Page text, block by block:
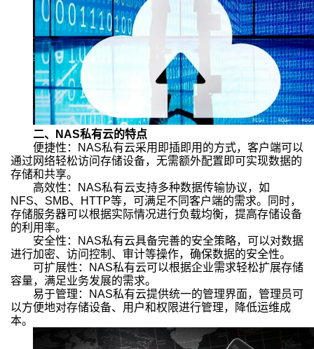
二、NAS私有云的特点
便捷性：NAS私有云采用即插即用的方式，客户端可以
通过网络轻松访问存储设备，无需额外配置即可实现数据的
存储和共享。
高效性：NAS私有云支持多种数据传输协议，如
NFS、SMB、HTTP等，可满足不同客户端的需求。同时，
存储服务器可以根据实际情况进行负载均衡，提高存储设备
的利用率。
安全性：NAS私有云具备完善的安全策略，可以对数据
进行加密、访问控制、审计等操作，确保数据的安全性。
可扩展性：NAS私有云可以根据企业需求轻松扩展存储
容量，满足业务发展的需求。
易于管理：NAS私有云提供统一的管理界面，管理员可
以方便地对存储设备、用户和权限进行管理，降低运维成
本。